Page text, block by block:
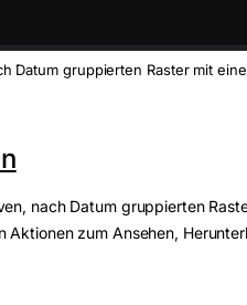
Datum gruppierten Raster mit
nach Datum gruppierten
Aktionen zum Ansehen,